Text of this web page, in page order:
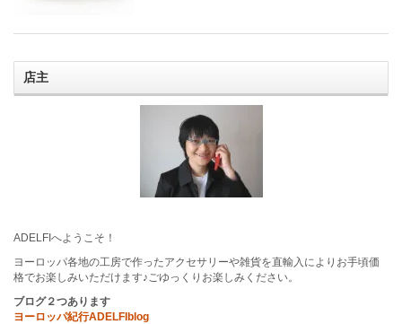
店主
ADELFIへようこそ！
ヨーロッパ各地の工房で作ったアクセサリーや雑貨を直輸入によりお手頃価
格でお楽しみいただけます♪ごゆっくりお楽しみください。
ブログ２つあります
ヨーロッパ紀行ADELFIblog